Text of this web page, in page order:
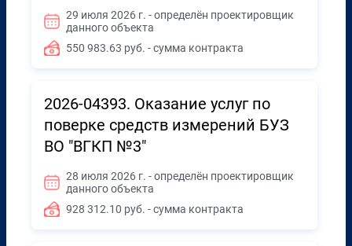
29 июля 2026 г. - определён проектировщик
данного объекта
550 983.63 руб. - сумма контракта
2026-04393. Оказание услуг по
поверке средств измерений БУЗ
ВО "ВГКП №3"
28 июля 2026 г. - определён проектировщик
данного объекта
928 312.10 руб. - сумма контракта